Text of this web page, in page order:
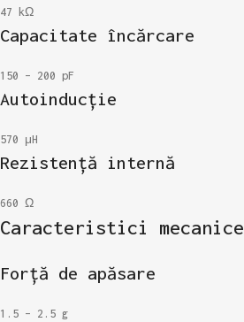
47 kΩ
Capacitate încărcare
150 – 200 pF
Autoinducție
570 μH
Rezistență internă
660 Ω
Caracteristici mecanice
Forță de apăsare
1.5 – 2.5 g